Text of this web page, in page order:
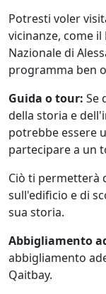
Potresti voler
vicinanze, come
Nazionale di
programma ben
Guida o tour: Se
della storia e
potrebbe essere
partecipare a un
Ciò ti permetterà
sull'edificio e di
sua storia.
Abbigliamento
abbigliamento
Qaitbay.